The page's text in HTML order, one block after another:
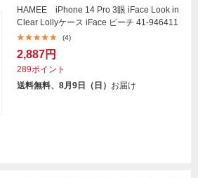
HAMEE iPhone 14 Pro 3眼 iFace Look in
Clear Lollyケース iFace ピーチ 41-946411
(4)
2,887円
289ポイント
送料無料、8月9日（日） お届け